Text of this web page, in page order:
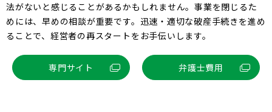
法がないと感じることがあるかもしれません。事業を閉じるた
めには、早めの相談が重要です。迅速・適切な破産手続きを進め
ることで、経営者の再スタートをお手伝いします。
専門サイト 弁護士費用